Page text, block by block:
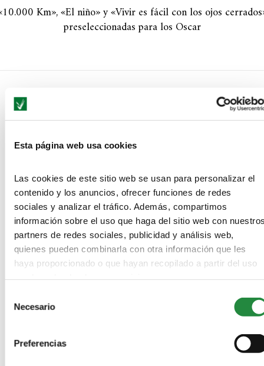
Esta página web usa cookies
Las cookies de este sitio web se usan para personalizar el
contenido y los anuncios, ofrecer funciones de redes
sociales y analizar el tráfico. Además, compartimos
información sobre el uso que haga del sitio web con
partners de redes sociales, publicidad y análisis web,
quienes pueden combinarla con otra información que les
haya proporcionado o que hayan recopilado a partir del uso
Necesario
Preferencias
Km», «El niño» y «Vivir es fácil con los ojos
preseleccionadas para los Oscar
LEAVE A REPLY
Save my name, email, and website in this browser for the next
Información básica acerca de cómo protegemos tus datos conforme al
Reglamento General de Protección de Datos (Reglamento UE 2016/679)
y en la Ley Orgánica 3/2018, de 5 de diciembre, de Protección de Datos